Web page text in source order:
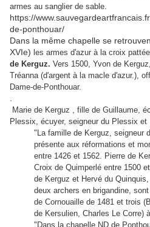
armes au sanglier de sable.
https://
de-ponthouar/
Dans la même chapelle se
XVIe) les armes d'azur à la croix
de Kerguz. Vers 1500, Yvon de
Tréanna (d'argent à la macle d'azur.),
Dame-de-Ponthouar.
Marie de Kerguz , fille de Guillaume,
Plessix, écuyer, seigneur du Plessix et
"La famille de Kerguz, seigneur
présente aux réformations et
entre 1426 et 1562. Pierre de
Croix de Quimperlé entre 1500
de Kerguz et Hervé du
deux archers en brigandine,
de Cornouaille de 1481 et trois
de Kersulien, Charles Le Corre)
"Dans la chapelle ND de